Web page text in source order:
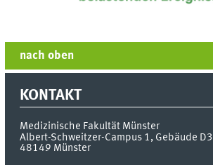
nach oben
KONTAKT
Medizinische Fakultät Münster
Albert-Schweitzer-Campus 1, Gebäude D3
48149 Münster